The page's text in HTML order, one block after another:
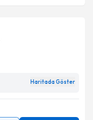
Haritada Göster